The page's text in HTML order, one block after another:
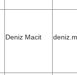
Deniz Macit